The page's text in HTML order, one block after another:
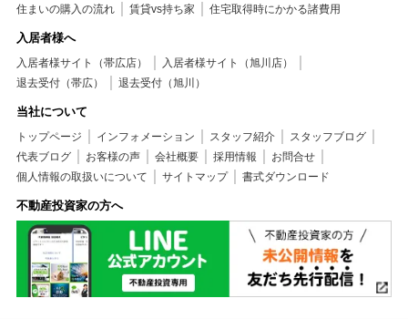
住まいの購入の流れ
賃貸vs持ち家 住宅取得時にかかる諸費用
入居者様へ
入居者様サイト（帯広店）
入居者様サイト（旭川店）
退去受付（帯広）
退去受付（旭川）
当社について
トップページ インフォメーション スタッフ紹介
スタッフブログ
代表ブログ
お客様の声 会社概要 採用情報
お問合せ
個人情報の取扱いについて
サイトマップ 書式ダウンロード
不動産投資家の方へ